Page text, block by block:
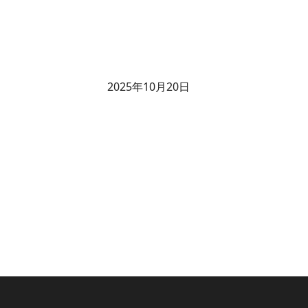
2025年10月20日